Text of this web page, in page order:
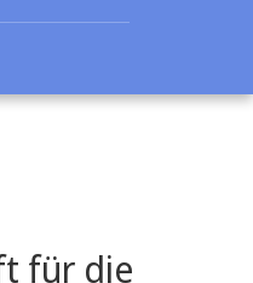
für die